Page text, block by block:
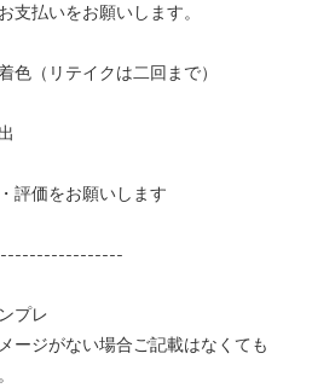
支払いをお願いします。
色（リテイクは二回まで）
評価をお願いします
プレ
ージがない場合ご記載はなくても